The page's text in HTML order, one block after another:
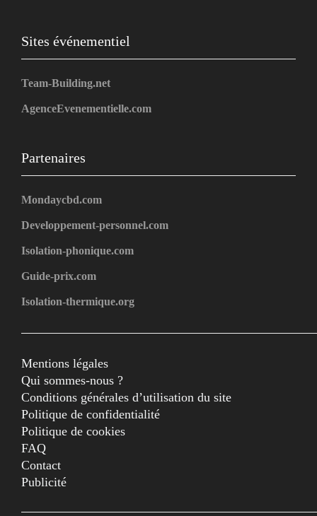
Sites événementiel
Team-Building.net
AgenceEvenementielle.com
Partenaires
Mondaycbd.com
Developpement-personnel.com
Isolation-phonique.com
Guide-prix.com
Isolation-thermique.org
Mentions légales
Qui sommes-nous ?
Conditions générales d’utilisation du site
Politique de confidentialité
Politique de cookies
FAQ
Contact
Publicité